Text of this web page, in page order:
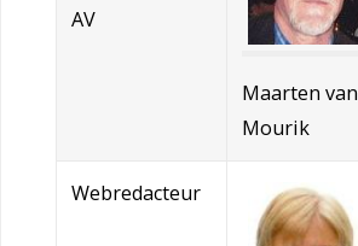
AV
Maarten van
Mourik
Webredacteur